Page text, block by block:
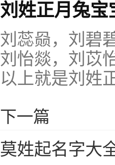
刘姓正月兔宝
刘蕊赑，刘碧
刘怡燚，刘苡
以上就是刘姓
下一篇
莫姓起名字大